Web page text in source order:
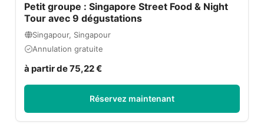
Petit groupe : Singapore Street Food & Night
Tour avec 9 dégustations
Singapour, Singapour
Annulation gratuite
à partir de 75,22 €
Réservez maintenant